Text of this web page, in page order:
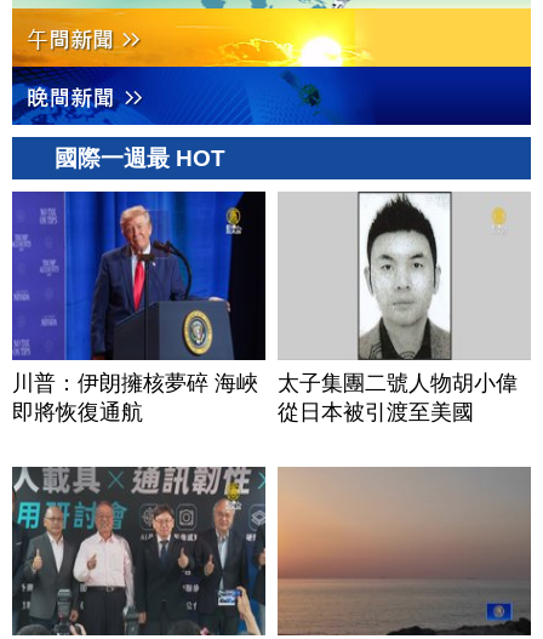
國際一週最 HOT
川普：伊朗擁核夢碎 海峽
即將恢復通航
太子集團二號人物胡小偉
從日本被引渡至美國